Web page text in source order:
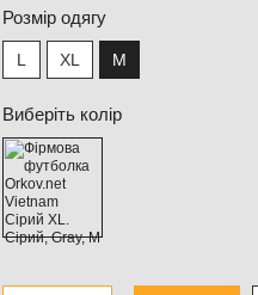
Розмір одягу
L XL M
Виберіть колір